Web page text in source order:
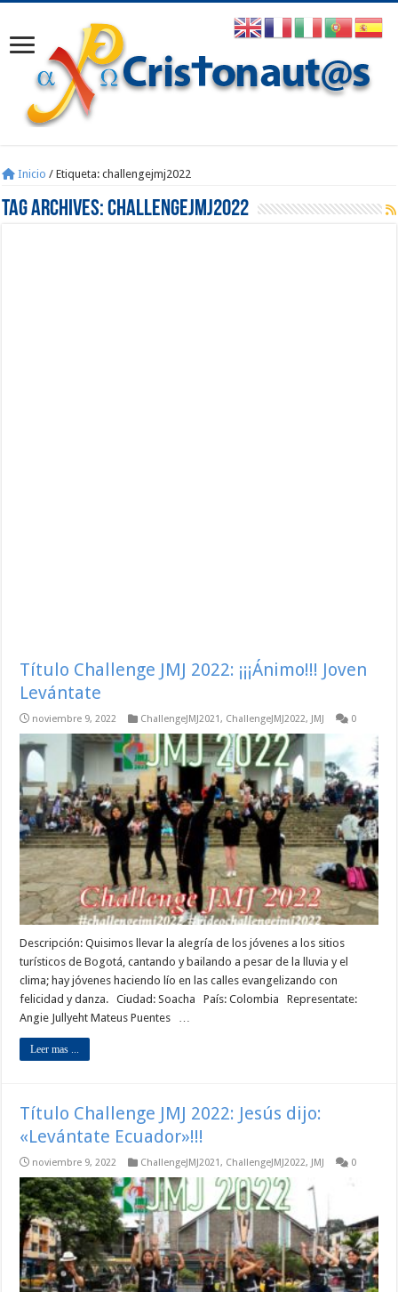
Inicio / Etiqueta:challengejmj2022
Tag Archives:challengejmj2022
Título Challenge JMJ 2022: ¡¡¡Ánimo!!! Joven
Levántate
noviembre 9, 2022 ChallengeJMJ2021, ChallengeJMJ2022, JMJ 0
Descripción: Quisimos llevar la alegría de los jóvenes a los sitios
turísticos de Bogotá, cantando y bailando a pesar de la lluvia y el
clima; hay jóvenes haciendo lío en las calles evangelizando con
felicidad y danza. Ciudad: Soacha País: Colombia Representate:
Angie Jullyeht Mateus Puentes …
Leer mas ...
Título Challenge JMJ 2022: Jesús dijo:
«Levántate Ecuador»!!!
noviembre 9, 2022 ChallengeJMJ2021, ChallengeJMJ2022, JMJ 0